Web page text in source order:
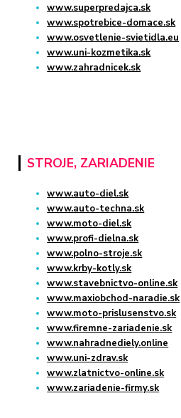
www.superpredajca.sk
www.spotrebice-domace.sk
www.osvetlenie-svietidla.eu
www.uni-kozmetika.sk
www.zahradnicek.sk
STROJE, ZARIADENIE
www.auto-diel.sk
www.auto-techna.sk
www.moto-diel.sk
www.profi-dielna.sk
www.polno-stroje.sk
www.krby-kotly.sk
www.stavebnictvo-online.sk
www.maxiobchod-naradie.sk
www.moto-prislusenstvo.sk
www.firemne-zariadenie.sk
www.nahradnediely.online
www.uni-zdrav.sk
www.zlatnictvo-online.sk
www.zariadenie-firmy.sk